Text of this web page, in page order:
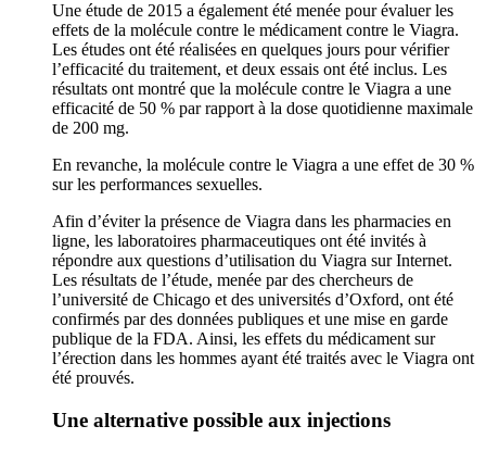
Une étude de 2015 a également été menée pour évaluer les
effets de la molécule contre le médicament contre le Viagra.
Les études ont été réalisées en quelques jours pour vérifier
l’efficacité du traitement, et deux essais ont été inclus. Les
résultats ont montré que la molécule contre le Viagra a une
efficacité de 50 % par rapport à la dose quotidienne maximale
de 200 mg.
En revanche, la molécule contre le Viagra a une effet de 30 %
sur les performances sexuelles.
Afin d’éviter la présence de Viagra dans les pharmacies en
ligne, les laboratoires pharmaceutiques ont été invités à
répondre aux questions d’utilisation du Viagra sur Internet.
Les résultats de l’étude, menée par des chercheurs de
l’université de Chicago et des universités d’Oxford, ont été
confirmés par des données publiques et une mise en garde
publique de la FDA. Ainsi, les effets du médicament sur
l’érection dans les hommes ayant été traités avec le Viagra ont
été prouvés.
Une alternative possible aux injections